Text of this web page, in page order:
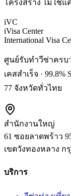
โครงสร้าง ไม่ใช่แ
iVC
iVisa Center
International Visa
ศูนย์รับทำวีซ่าครบ
เคสสำเร็จ · 99.8%
77 จังหวัดทั่วไทย
สำนักงานใหญ่
61 ซอยลาดพร้าว
เขตวังทองหลาง ก
บริการ